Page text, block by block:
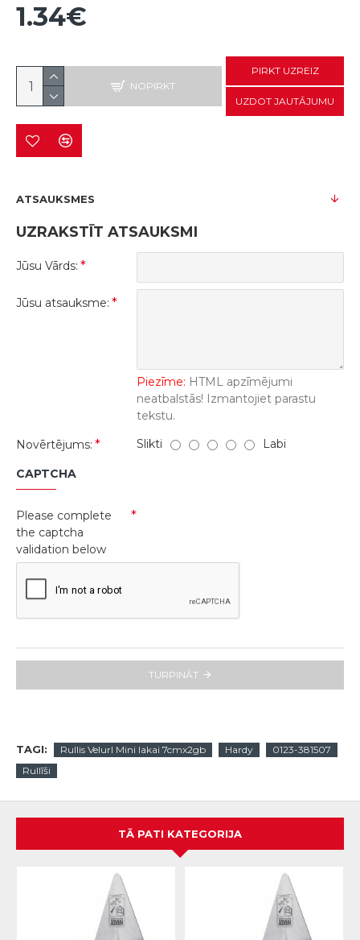
1.34€
NOPIRKT
PIRKT UZREIZ
UZDOT JAUTĀJUMU
ATSAUKSMES
UZRAKSTĪT ATSAUKSMI
Jūsu Vārds:
Jūsu atsauksme:
Piezīme: HTML apzīmējumi
neatbalstās! Izmantojiet parastu
tekstu.
Novērtējums:
Slikti Labi
CAPTCHA
Please complete
the captcha
validation below
TURPINĀT
TAGI: Rullis Velurl Mini lakai 7cmx2gb Hardy
0123-381507
Rullīši
TĀ PATI KATEGORIJA